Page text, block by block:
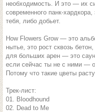
необходимость. И это — их
современного панк-
тебя, либо добьет.
How Flowers Grow — это
нытье, это рост сквозь
для больших арен — это
если сейчас ты не с ними —
Потому что такие цветы
Трек-лист:
01. Bloodhound
02. Dead to Me